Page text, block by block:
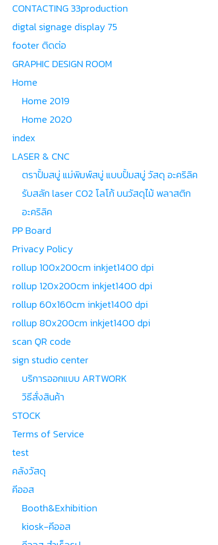
CONTACTING 33production
digtal signage display 75
footer ติดต่อ
GRAPHIC DESIGN ROOM
Home
Home 2019
Home 2020
index
LASER & CNC
ตราปั้มสบู่ แม่พิมพ์สบู่ แบบปั้มสบู่ วัสดุ อะคริลิค
รับสลัก laser CO2 โลโก้ บนวัสดุไม้ พลาสติก
อะคริลิค
PP Board
Privacy Policy
rollup 100x200cm inkjet1400 dpi
rollup 120x200cm inkjet1400 dpi
rollup 60x160cm inkjet1400 dpi
rollup 80x200cm inkjet1400 dpi
scan QR code
sign studio center
บริการออกแบบ ARTWORK
วิธีสั่งสินค้า
STOCK
Terms of Service
test
คลังวัสดุ
คีออส
Booth&Exhibition
kiosk-คีออส